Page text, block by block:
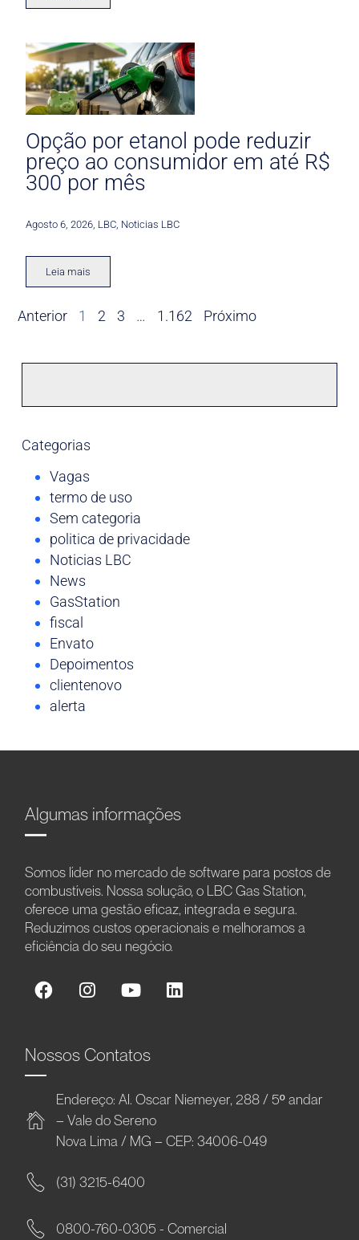
Opção por etanol pode reduzir
preço ao consumidor em até R$
300 por mês
Agosto 6, 2026 LBC Noticias LBC
Leia mais
Anterior 1 2 3 … 1.162 Próximo
Categorias
Vagas
termo de uso
Sem categoria
politica de privacidade
Noticias LBC
News
GasStation
fiscal
Envato
Depoimentos
clientenovo
alerta
Algumas informações
Somos líder no mercado de software para postos de
combustíveis. Nossa solução, o LBC Gas Station,
oferece uma gestão eficaz, integrada e segura.
Reduzimos custos operacionais e melhoramos a
eficiência do seu negócio.
Nossos Contatos
Endereço: Al. Oscar Niemeyer, 288 / 5º andar
– Vale do Sereno
Nova Lima / MG – CEP: 34006-049
(31) 3215-6400
0800-760-0305 - Comercial